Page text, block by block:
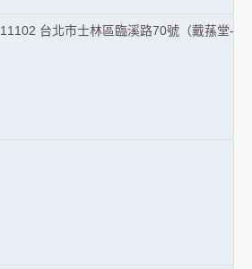
11102 台北市士林區臨溪路70號（戴蓀堂-語